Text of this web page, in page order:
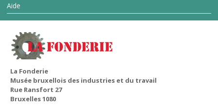
Aide
La Fonderie
Musée bruxellois des industries et du travail
Rue Ransfort 27
Bruxelles 1080